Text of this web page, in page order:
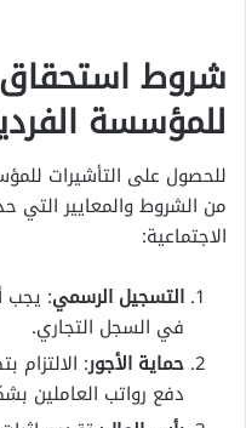
شروط استحقاق
للمؤسسة
للحصول على التأشيرات
من الشروط والمعايير التي
الاجتماعية:
التسجيل الرسمي: يجب
في السجل التجاري.
حماية الأجور: الالتزام
دفع رواتب العاملين